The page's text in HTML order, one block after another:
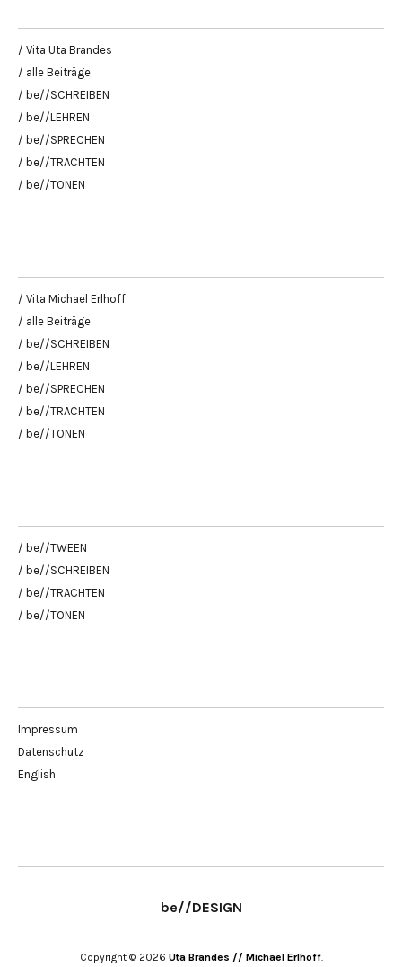
/ Vita Uta Brandes
/ alle Beiträge
/ be//SCHREIBEN
/ be//LEHREN
/ be//SPRECHEN
/ be//TRACHTEN
/ be//TONEN
/ Vita Michael Erlhoff
/ alle Beiträge
/ be//SCHREIBEN
/ be//LEHREN
/ be//SPRECHEN
/ be//TRACHTEN
/ be//TONEN
/ be//TWEEN
/ be//SCHREIBEN
/ be//TRACHTEN
/ be//TONEN
Impressum
Datenschutz
English
be//DESIGN
Copyright © 2026 Uta Brandes // Michael Erlhoff